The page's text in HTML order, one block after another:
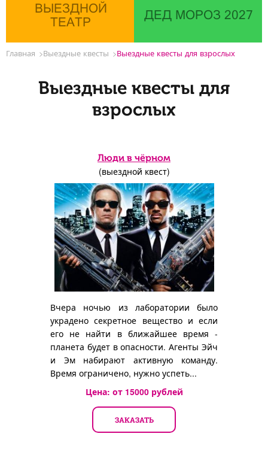
ВЫЕЗДНОЙ
ТЕАТР
ДЕД МОРОЗ 2027
Главная Выездные квесты Выездные квесты для взрослых
Выездные квесты для
взрослых
Люди в чёрном
(выездной квест)
Вчера ночью из лаборатории было
украдено секретное вещество и если
его не найти в ближайшее время -
планета будет в опасности. Агенты Эйч
и Эм набирают активную команду.
Время ограничено, нужно успеть...
Цена: от 15000рублей
ЗАКАЗАТЬ